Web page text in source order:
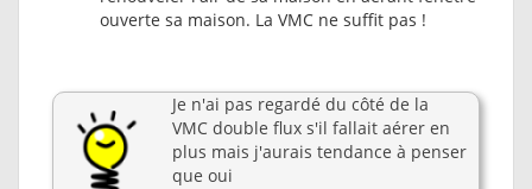
ouverte sa maison. La VMC ne suffit pas !
Je n'ai pas regardé du côté de la
VMC double flux s'il fallait aérer en
plus mais j'aurais tendance à penser
que oui